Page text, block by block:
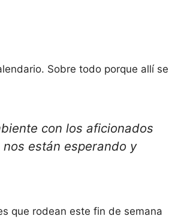
Sobre todo porque allí se
con los aficionados
están esperando y
que rodean este fin de semana